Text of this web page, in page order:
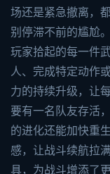
场还是紧急撤离，
别停滞不前的尴尬
玩家拾起的每一件
人、完成特定动作
力的持续升级，让
要有一名队友存活
的进化还能加快重
感，让战斗续航拉
具，为战斗增添了